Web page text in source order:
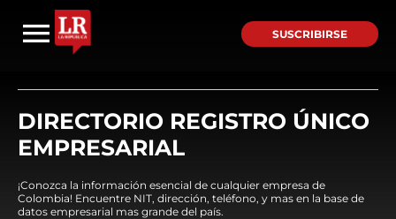
SUSCRIBIRSE
DIRECTORIO REGISTRO ÚNICO
EMPRESARIAL
¡Conozca la información esencial de cualquier empresa de
Colombia! Encuentre NIT, dirección, teléfono, y mas en la base de
datos empresarial mas grande del país.